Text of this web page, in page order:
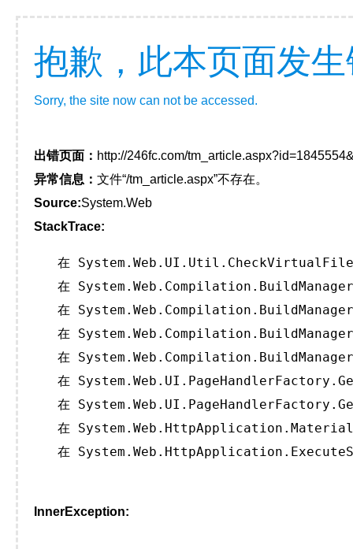
抱歉，此本页面发
Sorry, the site now can not be accessed.
出错页面： http://246fc.com/
异常信息： 文件“/tm_article.aspx”不存在。
Source:System.Web
StackTrace:
在
在
在
在
在
在
在
在
在
InnerException: